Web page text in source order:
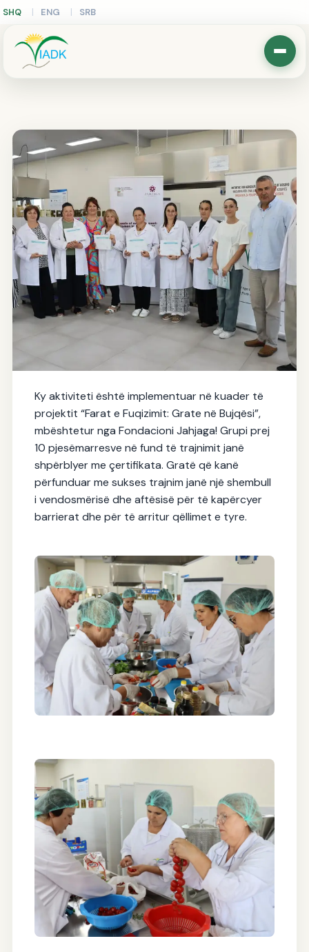
SHQ ENG SRB
🌱IADK ka përfunduar trajnimin në
“Konzervimin e Pemëve dhe
Perimeve” me gratë e komunitetit
Serb edhe Egjiptian, të Komunes së
Klines🌱
03.02.2026
Ky aktiviteti është implementuar në kuader të
projektit “Farat e Fuqizimit: Grate në Bujqësi”,
mbështetur nga Fondacioni Jahjaga! Grupi prej
10 pjesëmarresve në fund të trajnimit janë
shpërblyer me çertifikata. Gratë që kanë
përfunduar me sukses trajnim janë një shembull
i vendosmërisë dhe aftësisë për të kapërcyer
barrierat dhe për të arritur qëllimet e tyre.